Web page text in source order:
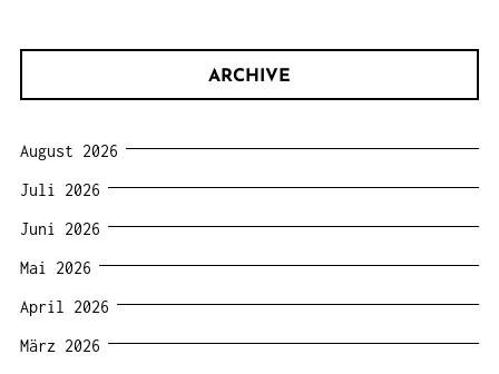
ARCHIVE
August 2026
Juli 2026
Juni 2026
Mai 2026
April 2026
März 2026